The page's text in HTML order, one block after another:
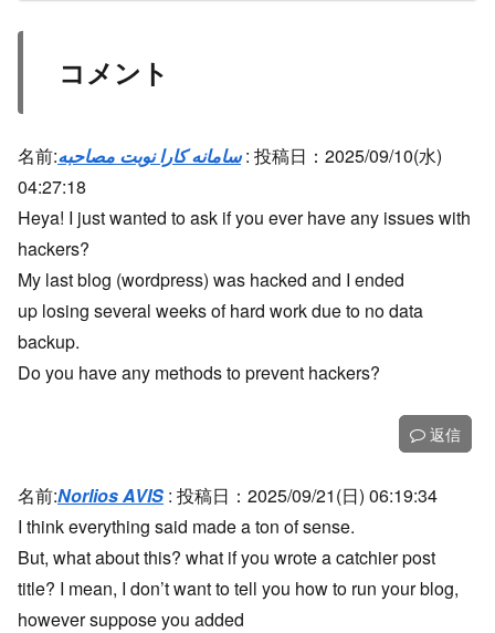
コメント
名前:سامانه کارا نوبت مصاحبه: 投稿日：2025/09/10(水)
04:27:18
Heya! I just wanted to ask if you ever have any issues with
hackers?
My last blog (wordpress) was hacked and I ended
up losing several weeks of hard work due to no data
backup.
Do you have any methods to prevent hackers?
返信
名前:Norlios AVIS : 投稿日：2025/09/21(日) 06:19:34
I think everything said made a ton of sense.
But, what about this? what if you wrote a catchier post
title? I mean, I don’t want to tell you how to run your blog,
however suppose you added